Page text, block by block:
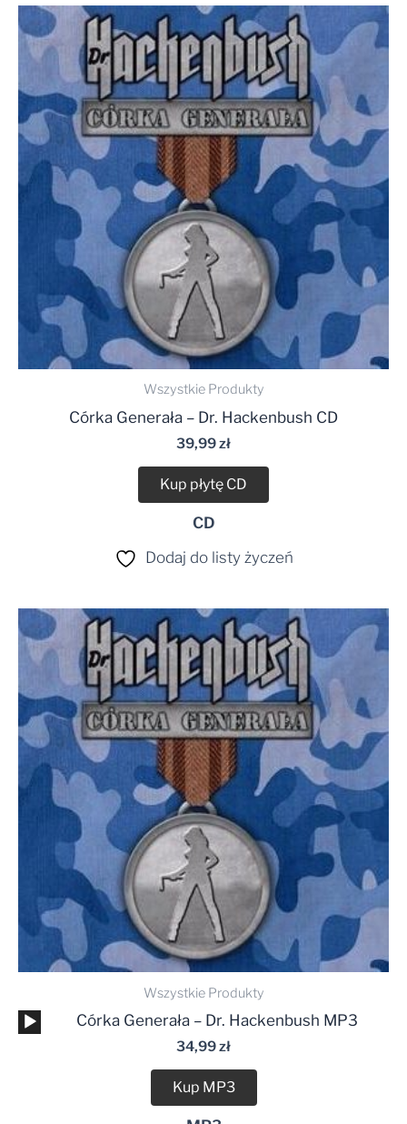
Wszystkie Produkty
Córka Generała – Dr. Hackenbush CD
39,99zł
Kup płytę CD
CD
Dodaj do listy życzeń
Wszystkie Produkty
Odtwarzacz
plików
Córka Generała – Dr. Hackenbush MP3
34,99zł
Kup MP3